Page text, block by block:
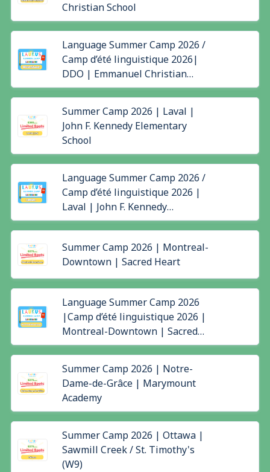
Christian School
Language Summer Camp 2026 /
Camp d’été linguistique 2026|
DDO | Emmanuel Christian
School
Summer Camp 2026 | Laval |
John F. Kennedy Elementary
School
Language Summer Camp 2026 /
Camp d’été linguistique 2026 |
Laval | John F. Kennedy
Elementary School
Summer Camp 2026 | Montreal-
Downtown | Sacred Heart
Language Summer Camp 2026
|Camp d’été linguistique 2026 |
Montreal-Downtown | Sacred
Heart
Summer Camp 2026 | Notre-
Dame-de-Grâce | Marymount
Academy
Summer Camp 2026 | Ottawa |
Sawmill Creek / St. Timothy's
(W9)